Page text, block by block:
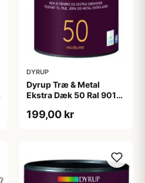
DYRUP
Dyrup Træ & Metal
Ekstra Dæk 50 Ral 9010
199,00 kr